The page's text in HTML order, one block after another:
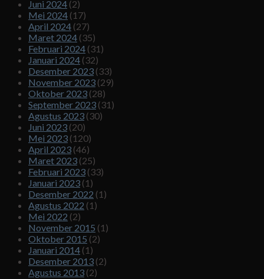
Juni 2024 (2)
Mei 2024 (17)
April 2024 (27)
Maret 2024 (35)
Februari 2024 (31)
Januari 2024 (32)
Desember 2023 (33)
November 2023 (29)
Oktober 2023 (28)
September 2023 (31)
Agustus 2023 (30)
Juni 2023 (20)
Mei 2023 (120)
April 2023 (46)
Maret 2023 (25)
Februari 2023 (33)
Januari 2023 (1)
Desember 2022 (1)
Agustus 2022 (1)
Mei 2022 (2)
November 2015 (1)
Oktober 2015 (2)
Januari 2014 (1)
Desember 2013 (2)
Agustus 2013 (2)